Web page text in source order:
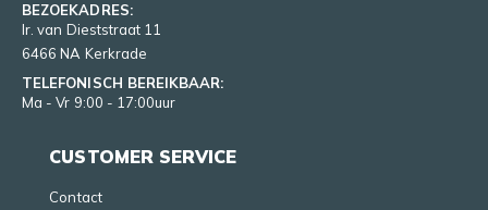
BEZOEKADRES:
Ir. van Dieststraat 11
6466 NA Kerkrade
TELEFONISCH BEREIKBAAR:
Ma - Vr 9:00 - 17:00uur
CUSTOMER SERVICE
Contact